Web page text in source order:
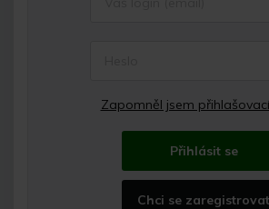
Zapomněl jsem
Přihlásit se
Chci se zaregistrovat